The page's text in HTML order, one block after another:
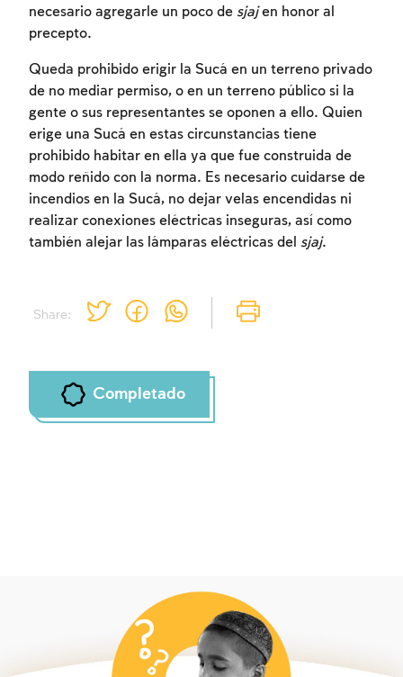
Share:
necesario agregarle un poco de sjajen honor al
precepto.
Queda prohibido erigir la Sucá en un terreno privado
de no mediar permiso, o en un terreno público si la
gente o sus representantes se oponen a ello. Quien
erige una Sucá en estas circunstancias tiene
prohibido habitar en ella ya que fue construida de
modo reñido con la norma. Es necesario cuidarse de
incendios en la Sucá, no dejar velas encendidas ni
realizar conexiones eléctricas inseguras, así como
también alejar las lámparas eléctricas del sjaj.
Completado